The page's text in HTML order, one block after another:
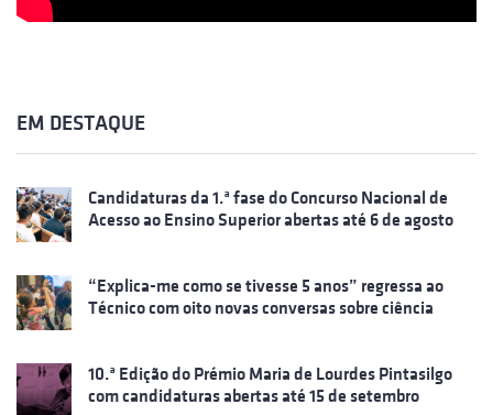
EM DESTAQUE
Candidaturas da 1.ª fase do Concurso Nacional de
Acesso ao Ensino Superior abertas até 6 de agosto
“Explica-me como se tivesse 5 anos” regressa ao
Técnico com oito novas conversas sobre ciência
10.ª Edição do Prémio Maria de Lourdes Pintasilgo
com candidaturas abertas até 15 de setembro